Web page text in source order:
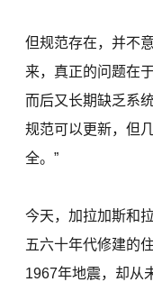
但规范存在，并不
来，真正的问题在
而后又长期缺乏系
规范可以更新，但
全。”
今天，加拉加斯和
五六十年代修建的
1967年地震，却从